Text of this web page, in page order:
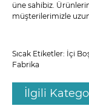
üne sahibiz.
müşterilerimizle
Sıcak Etiketler: İçi
Fabrika
İlgili